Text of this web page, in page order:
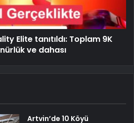
Elite tanıtıldı: Toplam 9K
ve dahası
Artvin’de 10 Köyü